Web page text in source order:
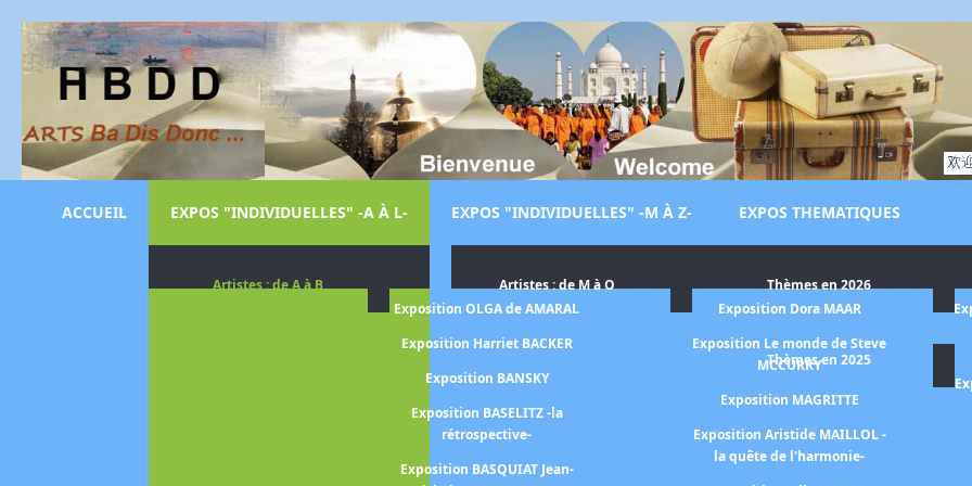
ACCUEIL EXPOS "INDIVIDUELLES" -A À L-
Artistes : de A à B
Exposition OLGA de AMARAL
Exposition Harriet BACKER
Exposition BANSKY
Exposition BASELITZ -la
rétrospective-
Exposition BASQUIAT Jean-
EXPOS "INDIVIDUELLES" -M À Z-
Artistes : de M à O
Exposition Dora MAAR
Exposition Le monde de Steve
MCCURRY
Exposition MAGRITTE
Exposition Aristide MAILLOL -
la quête de l'harmonie-
EXPOS THEMATIQUES
Thèmes en 2026
Thèmes en 2025